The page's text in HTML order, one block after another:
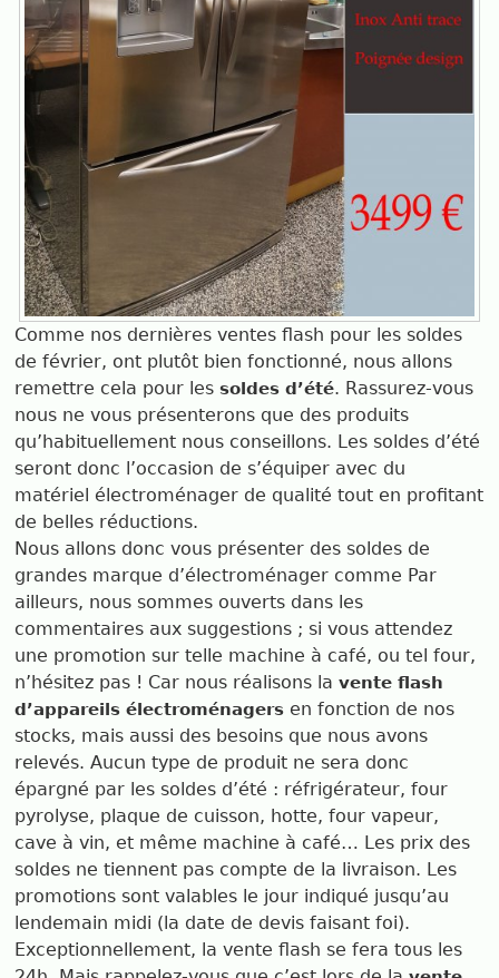
Comme nos dernières ventes flash pour les soldes
de février, ont plutôt bien fonctionné, nous allons
remettre cela pour lessoldes d’été. Rassurez-vous
nous ne vous présenterons que des produits
qu’habituellement nous conseillons. Les soldes d’été
seront donc l’occasion de s’équiper avec du
matériel électroménager de qualité tout en profitant
de belles réductions.
Nous allons donc vous présenter des soldes de
grandes marque d’électroménager comme Par
ailleurs, nous sommes ouverts dans les
commentaires aux suggestions ; si vous attendez
une promotion sur telle machine à café, ou tel four,
n’hésitez pas ! Car nous réalisons lavente flash
d’appareils électroménagers en fonction de nos
stocks, mais aussi des besoins que nous avons
relevés. Aucun type de produit ne sera donc
épargné par les soldes d’été : réfrigérateur, four
pyrolyse, plaque de cuisson, hotte, four vapeur,
cave à vin, et même machine à café… Les prix des
soldes ne tiennent pas compte de la livraison. Les
promotions sont valables le jour indiqué jusqu’au
lendemain midi (la date de devis faisant foi).
Exceptionnellement, la vente flash se fera tous les